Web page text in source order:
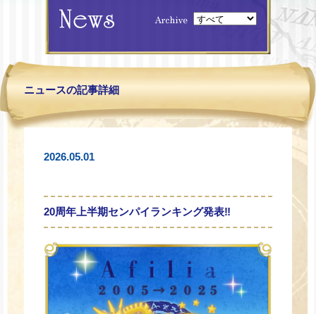
ニュースの記事詳細
2026.05.01
20周年上半期センパイランキング発表‼